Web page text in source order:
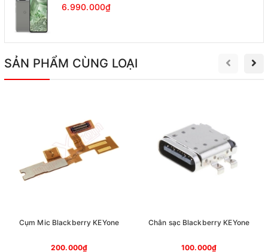
6.990.000₫
SẢN PHẨM CÙNG LOẠI
Cụm Mic Blackberry KEYone
200.000₫
Chân sạc Blackberry KEYone
100.000₫